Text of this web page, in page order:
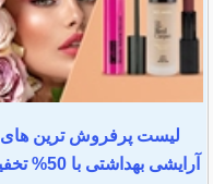
لیست پرفروش ترین های
آرایشی بهداشتی با 50% تخفیف